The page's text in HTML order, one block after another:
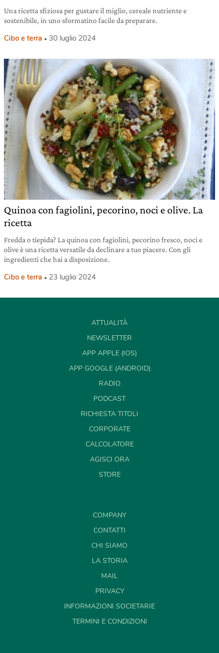
Una ricetta sfiziosa per gustare il miglio, cereale nutriente e
sostenibile, in uno sformatino facile da preparare.
Cibo e terra 30 luglio 2024
Quinoa con fagiolini, pecorino, noci e olive. La
ricetta
Fredda o tiepida? La quinoa con fagiolini, pecorino fresco, noci e
olive è una ricetta versatile da declinare a tuo piacere. Con gli
ingredienti che hai a disposizione.
Cibo e terra 23 luglio 2024
ATTUALITÀ
NEWSLETTER
APP APPLE (IOS)
APP GOOGLE (ANDROID)
RADIO
PODCAST
RICHIESTA TITOLI
CORPORATE
CALCOLATORE
AGISCI ORA
STORE
COMPANY
CONTATTI
CHI SIAMO
LA STORIA
MAIL
PRIVACY
INFORMAZIONI SOCIETARIE
TERMINI E CONDIZIONI